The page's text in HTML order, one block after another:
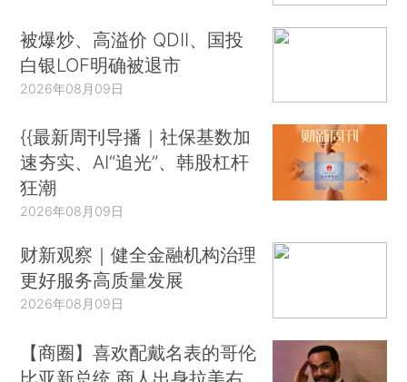
被爆炒、高溢价 QDII、国投
白银LOF明确被退市
2026年08月09日
{{最新周刊导播｜社保基数加
速夯实、AI“追光”、韩股杠杆
狂潮
2026年08月09日
财新观察｜健全金融机构治理
更好服务高质量发展
2026年08月09日
【商圈】喜欢配戴名表的哥伦